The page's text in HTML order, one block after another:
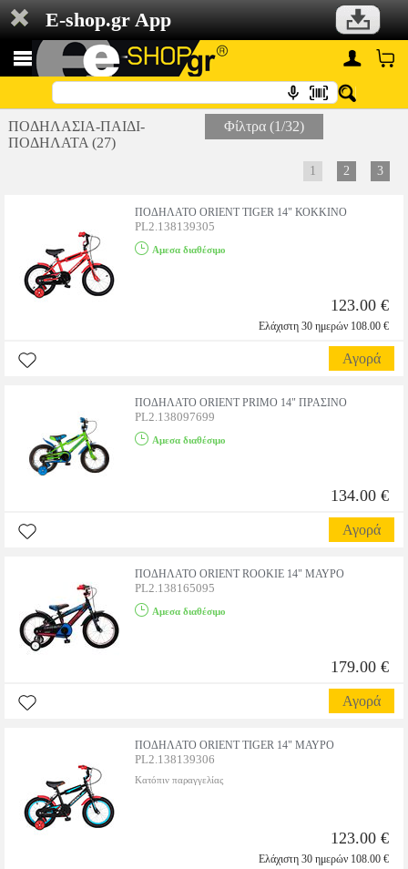
E-shop.gr App
ΠΟΔΗΛΑΣΙΑ-ΠΑΙΔΙ-
ΠΟΔΗΛΑΤΑ (27)
Φίλτρα (1/32)
1 2 3
ΠΟΔΗΛΑΤΟ ORIENT TIGER 14" ΚΟΚΚΙΝΟ
PL2.138139305
Αμεσα διαθέσιμο
123.00 €
Ελάχιστη 30 ημερών 108.00 €
Αγορά
ΠΟΔΗΛΑΤΟ ORIENT PRIMO 14" ΠΡΑΣΙΝΟ
PL2.138097699
Αμεσα διαθέσιμο
134.00 €
Αγορά
ΠΟΔΗΛΑΤΟ ORIENT ROOKIE 14" ΜΑΥΡΟ
PL2.138165095
Αμεσα διαθέσιμο
179.00 €
Αγορά
ΠΟΔΗΛΑΤΟ ORIENT TIGER 14" ΜΑΥΡΟ
PL2.138139306
Κατόπιν παραγγελίας
123.00 €
Ελάχιστη 30 ημερών 108.00 €